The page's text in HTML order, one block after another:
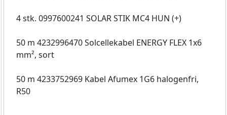
4 stk. 0997600241 SOLAR STIK MC4 HUN (+)
50 m 4232996470 Solcellekabel ENERGY FLEX 1x6
mm², sort
50 m 4233752969 Kabel Afumex 1G6 halogenfri,
R50